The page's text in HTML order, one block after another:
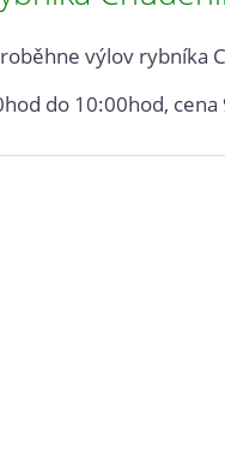
výlov rybníka
do 10:00hod, cena